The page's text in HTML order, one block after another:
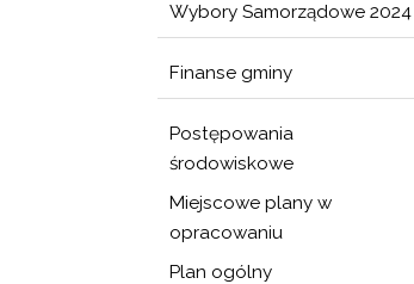
Wybory Samorządowe 2024
Finanse gminy
Postępowania
środowiskowe
Miejscowe plany w
opracowaniu
Plan ogólny